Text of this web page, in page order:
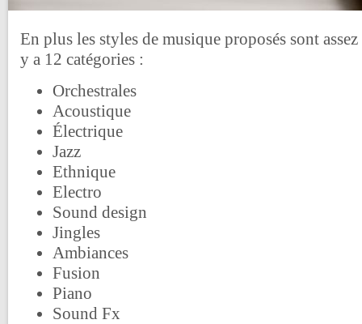
En plus les styles de musique proposés sont
y a 12 catégories :
Orchestrales
Acoustique
Électrique
Jazz
Ethnique
Electro
Sound design
Jingles
Ambiances
Fusion
Piano
Sound Fx